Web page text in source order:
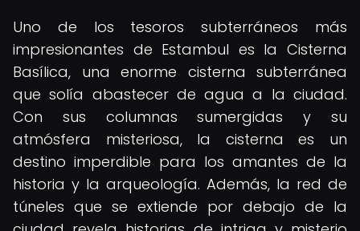
Uno de los tesoros subterráneos más
impresionantes de Estambul es la Cisterna
Basílica, una enorme cisterna subterránea
que solía abastecer de agua a la ciudad.
Con sus columnas sumergidas y su
atmósfera misteriosa, la cisterna es un
destino imperdible para los amantes de la
historia y la arqueología. Además, la red de
túneles que se extiende por debajo de la